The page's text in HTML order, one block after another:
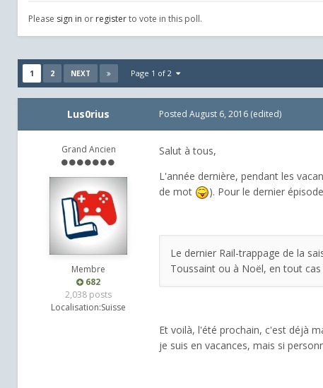
Please sign in or registerto vote in this poll.
1 2 NEXT Page 1 of 2
Lus0rius
Grand Ancien
Membre
682
2,038 posts
Localisation:Suisse
Posted August 6, 2016 (edited)
Salut à tous,
L'année dernière, pendant les
de mot
). Pour le dernier
Le dernier Rail-trappage de la
Toussaint ou à Noël, en tout
Et voilà, l'été prochain, c'est déjà
je suis en vacances, mais si